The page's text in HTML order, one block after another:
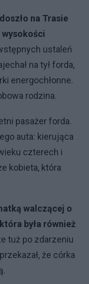
na Trasie
ustaleń
na tył forda,
energochłonne.
rodzina.
pasażer forda.
auta: kierująca
czterech i
kobieta, która
walczącej o
była również
tuż po zdarzeniu
że córka